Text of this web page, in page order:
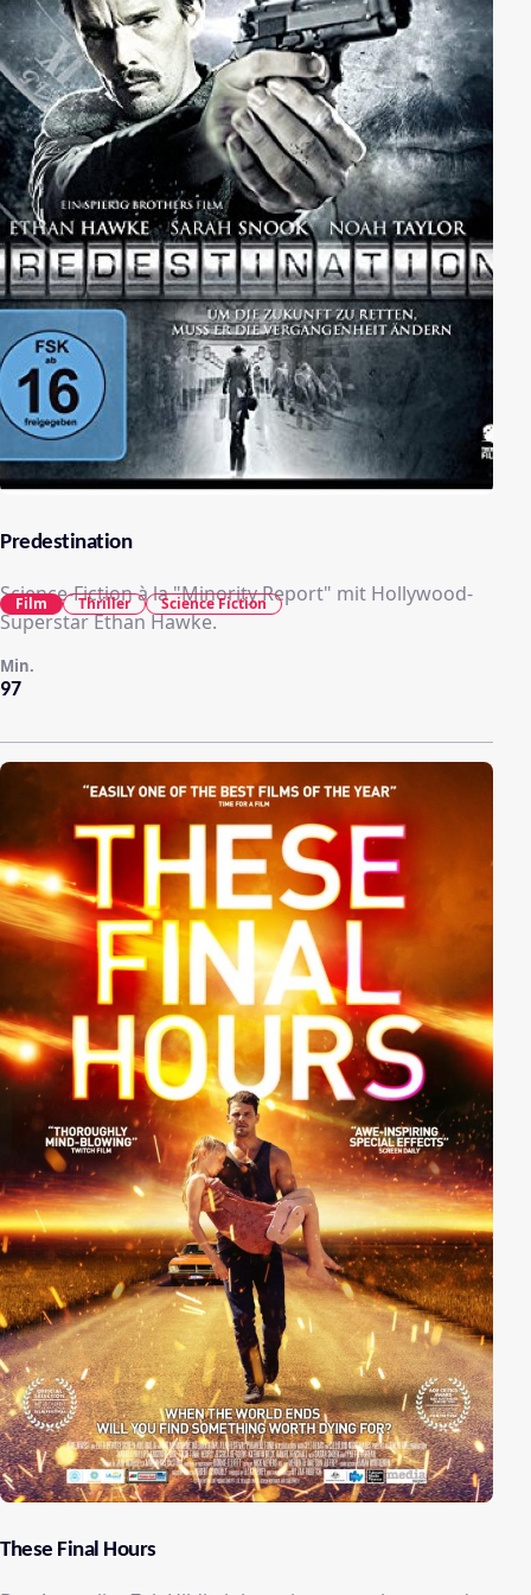
Predestination
Science-Fiction à la "Minority Report" mit Hollywood-
Superstar Ethan Hawke.
97
Min.
Film Thriller Science Fiction
These Final Hours